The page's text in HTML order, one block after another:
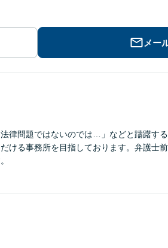
メー
律問題ではないのでは…」などと躊躇す
ける事務所を目指しております。弁護士